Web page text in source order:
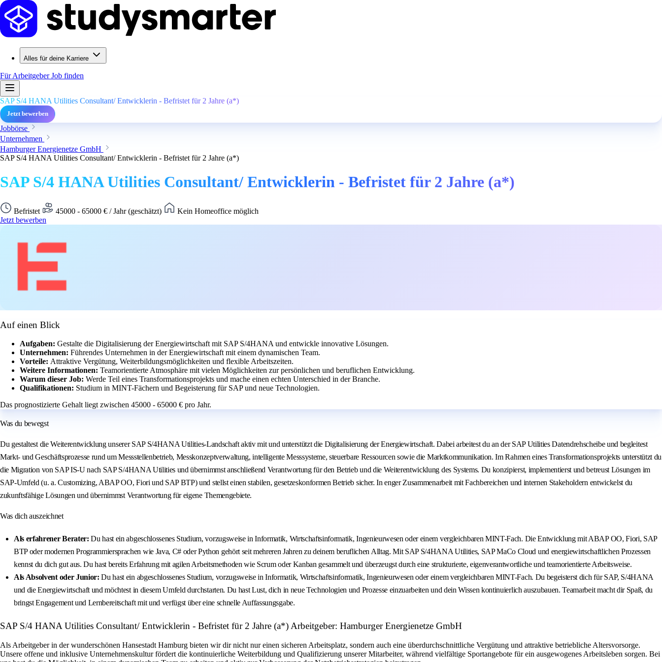
Alles für deine Karriere
Für ArbeitgeberJob finden
SAP S/4 HANA Utilities Consultant/ Entwicklerin - Befristet für 2 Jahre (a*)
Jetzt bewerben
Jobbörse
Unternehmen
Hamburger Energienetze GmbH
SAP S/4 HANA Utilities Consultant/ Entwicklerin - Befristet für 2 Jahre (a*)
SAP S/4 HANA Utilities Consultant/ Entwicklerin - Befristet für 2 Jahre (a*)
Befristet 45000 - 65000 € / Jahr (geschätzt)
Kein Homeoffice möglich
Jetzt bewerben
Auf einen Blick
Aufgaben: Gestalte die Digitalisierung der Energiewirtschaft mit SAP S/4HANA und entwickle innovative Lösungen.
Unternehmen: Führendes Unternehmen in der Energiewirtschaft mit einem dynamischen Team.
Vorteile: Attraktive Vergütung, Weiterbildungsmöglichkeiten und flexible Arbeitszeiten.
Weitere Informationen: Teamorientierte Atmosphäre mit vielen Möglichkeiten zur persönlichen und beruflichen Entwicklung.
Warum dieser Job: Werde Teil eines Transformationsprojekts und mache einen echten Unterschied in der Branche.
Qualifikationen: Studium in MINT-Fächern und Begeisterung für SAP und neue Technologien.
Das prognostizierte Gehalt liegt zwischen 45000 - 65000 € pro Jahr.
Was du bewegst
Du gestaltest die Weiterentwicklung unserer SAP S/4HANA Utilities-Landschaft aktiv mit und unterstützt die Digitalisierung der Energiewirtschaft. Dabei arbeitest du an der SAP Utilities Datendrehscheibe und begleitest
Markt- und Geschäftsprozesse rund um Messstellenbetrieb, Messkonzeptverwaltung, intelligente Messsysteme, steuerbare Ressourcen sowie die Marktkommunikation. Im Rahmen eines Transformationsprojekts unterstützt du
die Migration von SAP IS-U nach SAP S/4HANA Utilities und übernimmst anschließend Verantwortung für den Betrieb und die Weiterentwicklung des Systems. Du konzipierst, implementierst und betreust Lösungen im
SAP-Umfeld (u. a. Customizing, ABAP OO, Fiori und SAP BTP) und stellst einen stabilen, gesetzeskonformen Betrieb sicher. In enger Zusammenarbeit mit Fachbereichen und internen Stakeholdern entwickelst du
zukunftsfähige Lösungen und übernimmst Verantwortung für eigene Themengebiete.
Was dich auszeichnet
Als erfahrener Berater: Du hast ein abgeschlossenes Studium, vorzugsweise in Informatik, Wirtschaftsinformatik, Ingenieurwesen oder einem vergleichbaren MINT-Fach. Die Entwicklung mit ABAP OO, Fiori, SAP
BTP oder modernen Programmiersprachen wie Java, C# oder Python gehört seit mehreren Jahren zu deinem beruflichen Alltag. Mit SAP S/4HANA Utilities, SAP MaCo Cloud und energiewirtschaftlichen Prozessen
kennst du dich gut aus. Du hast bereits Erfahrung mit agilen Arbeitsmethoden wie Scrum oder Kanban gesammelt und überzeugst durch eine strukturierte, eigenverantwortliche und teamorientierte Arbeitsweise.
Als Absolvent oder Junior: Du hast ein abgeschlossenes Studium, vorzugsweise in Informatik, Wirtschaftsinformatik, Ingenieurwesen oder einem vergleichbaren MINT-Fach. Du begeisterst dich für SAP, S/4HANA
und die Energiewirtschaft und möchtest in diesem Umfeld durchstarten. Du hast Lust, dich in neue Technologien und Prozesse einzuarbeiten und dein Wissen kontinuierlich auszubauen. Teamarbeit macht dir Spaß, du
bringst Engagement und Lernbereitschaft mit und verfügst über eine schnelle Auffassungsgabe.
SAP S/4 HANA Utilities Consultant/ Entwicklerin - Befristet für 2 Jahre (a*) Arbeitgeber: Hamburger Energienetze GmbH
Als Arbeitgeber in der wunderschönen Hansestadt Hamburg bieten wir dir nicht nur einen sicheren Arbeitsplatz, sondern auch eine überdurchschnittliche Vergütung und attraktive betriebliche Altersvorsorge.
Unsere offene und inklusive Unternehmenskultur fördert die kontinuierliche Weiterbildung und Qualifizierung unserer Mitarbeiter, während vielfältige Sportangebote für ein ausgewogenes Arbeitsleben sorgen. Bei